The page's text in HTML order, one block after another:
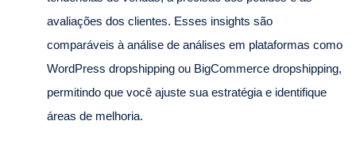
avaliações dos clientes. Esses insights são
comparáveis à análise de análises em plataformas como
WordPress dropshipping ou BigCommerce dropshipping,
permitindo que você ajuste sua estratégia e identifique
áreas de melhoria.